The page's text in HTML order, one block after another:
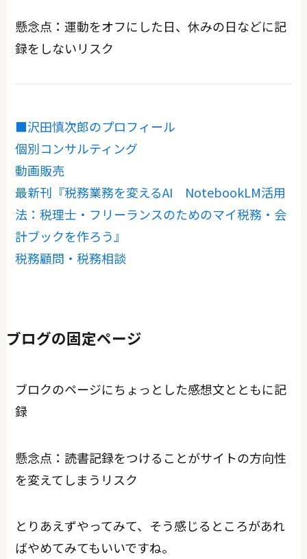
懸念点：運動をオフにした日、休みの日などに記
録をしないリスク
■沢田慎次郎のプロフィール
個別コンサルティング
動画販売
最新刊『税務業務を変えるAI NotebookLM活用
法：税理士・フリーランスのためのマイ税務・会
計ブックを作ろう』
税務顧問・税務相談
ブログの固定ページ
ブロクのページにちょっとした感想文とともに記
録
懸念点：読書記録をつけることがサイトの方向性
を変えてしまうリスク
とりあえずやってみて、そう感じるところがあれ
ばやめてみてもいいですね。